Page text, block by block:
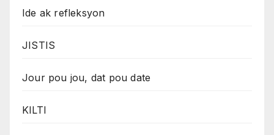
Ide ak refleksyon
JISTIS
Jour pou jou, dat pou date
KILTI